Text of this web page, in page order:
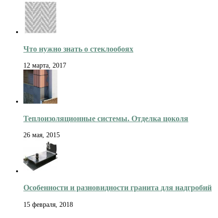
Что нужно знать о стеклообоях
12 марта, 2017
Теплоизоляционные системы. Отделка цоколя
26 мая, 2015
Особенности и разновидности гранита для надгробий
15 февраля, 2018